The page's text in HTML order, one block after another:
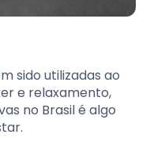
sido utilizadas ao
e relaxamento,
no Brasil é algo